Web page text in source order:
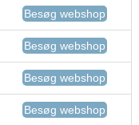
Besøg webshop
Besøg webshop
Besøg webshop
Besøg webshop